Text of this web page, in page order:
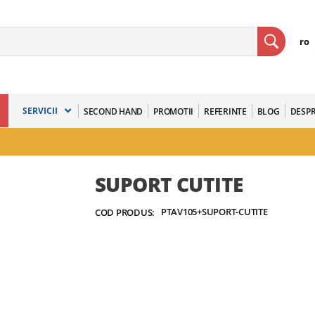
ro
SERVICII SECOND HAND PROMOTII REFERINTE BLOG
SUPORT CUTITE
COD PRODUS: PTAV105+SUPORT-CUTITE